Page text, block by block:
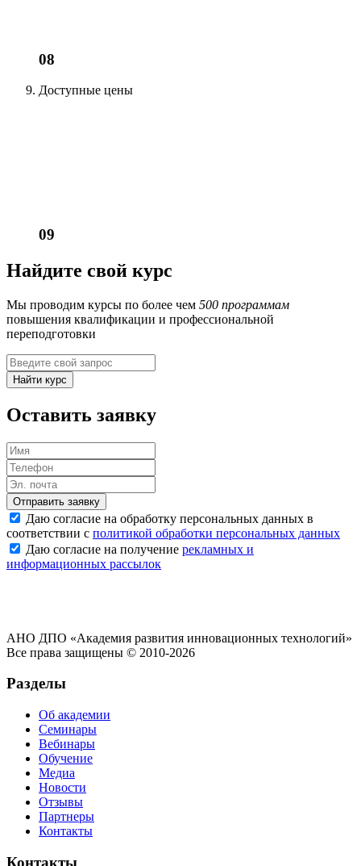
08
Доступные цены
09
Найдите свой курс
Мы проводим курсы по более чем 500 программам
повышения квалификации и профессиональной
переподготовки
Найти курс
Оставить заявку
Отправить заявку
Даю согласие на обработку персональных данных в
соответствии с политикой обработки персональных данных
Даю согласие на получение рекламных и
информационных рассылок
АНО ДПО «Академия развития инновационных технологий»
Все права защищены © 2010-2026
Разделы
Об академии
Семинары
Вебинары
Обучение
Медиа
Новости
Отзывы
Партнеры
Контакты
Контакты